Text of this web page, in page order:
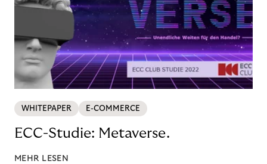
WHITEPAPER E-COMMERCE
ECC-Studie: Metaverse.
MEHR LESEN